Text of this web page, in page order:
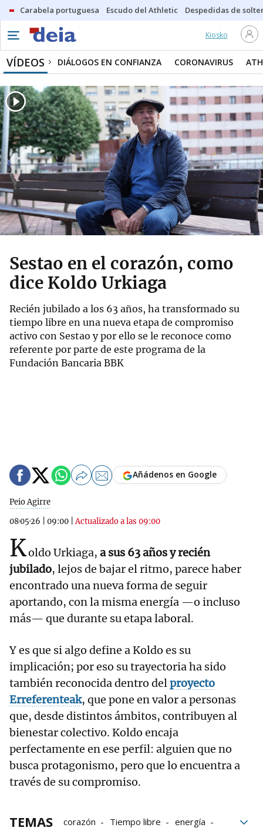
Carabela portuguesa Escudo del Athletic Despedidas de
Kiosko
VÍDEOS DIÁLOGOS EN CONFIANZA CORONAVIRUS
Sestao en el corazón, como
dice Koldo Urkiaga
Recién jubilado a los 63 años, ha transformado su
tiempo libre en una nueva etapa de compromiso
activo con Sestao y por ello se le reconoce como
referente por parte de este programa de la
Fundación Bancaria BBK
Peio Agirre
08·05·26
09:00 |Actualizado a las 09:00
Añádenos en Google
Koldo Urkiaga, a sus 63 años y recién
jubilado, lejos de bajar el ritmo, parece haber
encontrado una nueva forma de seguir
aportando, con la misma energía —o incluso
más— que durante su etapa laboral.
Y es que si algo define a Koldo es su
implicación; por eso su trayectoria ha sido
también reconocida dentro delproyecto
Erreferenteak, que pone en valor a personas
que, desde distintos ámbitos, contribuyen al
bienestar colectivo. Koldo encaja
perfectamente en ese perfil: alguien que no
busca protagonismo, pero que lo encuentra a
través de su compromiso.
TEMAS corazón Tiempo libre
energía